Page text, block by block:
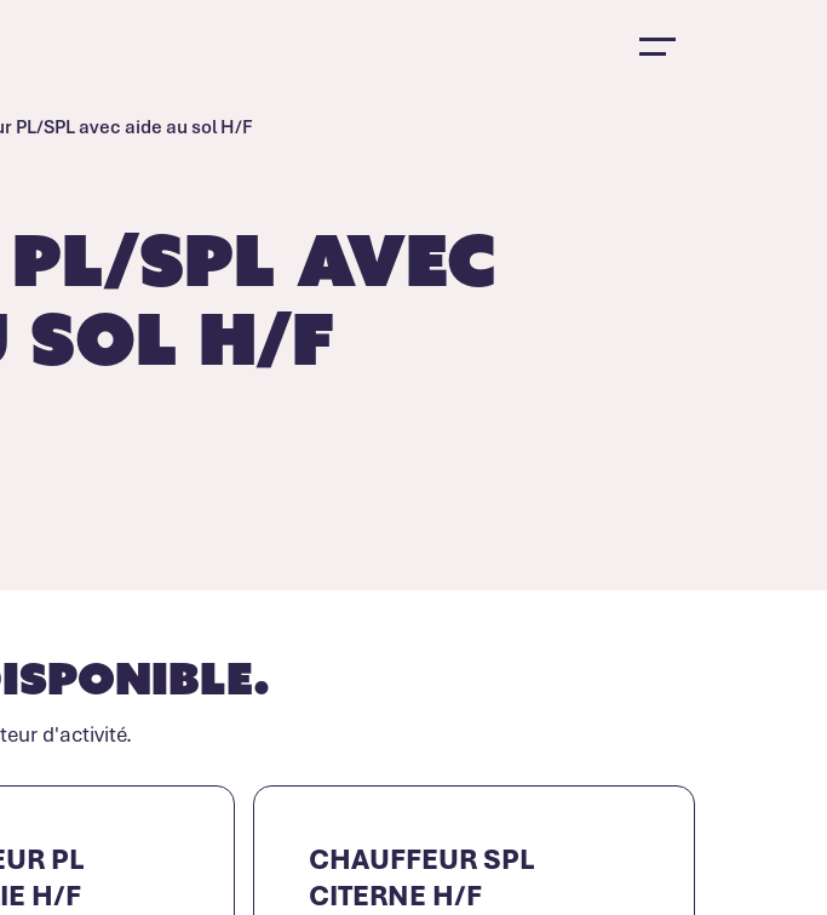
PL/SPL avec aide au sol H/F
SPL avec
sol H/F
d'activité.
PL
H/F
CHAUFFEUR SPL
CITERNE H/F